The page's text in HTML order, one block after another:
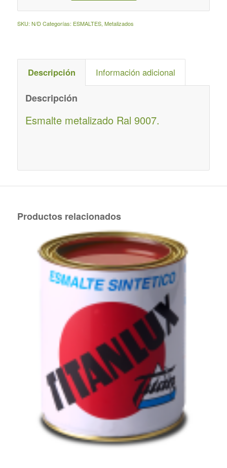
SKU: N/D Categorías: ESMALTES, Metalizados
Descripción Información adicional
Descripción
Esmalte metalizado Ral 9007.
Productos relacionados